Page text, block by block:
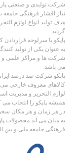
نیاز اقشار فرهنگی
هدف تولید انواع لوازم
گردید
پاپکو با سرلوحه
به عنوان یکی از تولید
شرکت ها و مراکز علمی و
می باشد
پاپکو شرکت صد درصد
کالاهای معروف خارجی می
لوازم التحریر و مدیریت
همیشه پاپکو را انتخاب می
در هر زمان و هر مکان
به میان می آید محصولات
فرهنگی جامعه ملی و